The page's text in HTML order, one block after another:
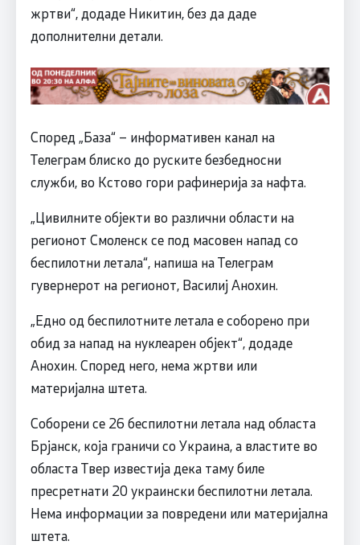
жртви“, додаде Никитин, без да даде
дополнителни детали.
Според „База“ – информативен канал на
Телеграм блискo до руските безбедносни
служби, во Кстово гори рафинерија за нафта.
„Цивилните објекти во различни области на
регионот Смоленск се под масовен напад со
беспилотни летала“, напиша на Телеграм
гувернерот на регионот, Василиј Анохин.
„Едно од беспилотните летала е соборено при
обид за напад на нуклеарен објект“, додаде
Анохин. Според него, нема жртви или
материјална штета.
Соборени се 26 беспилотни летала над областа
Брјанск, која граничи со Украина, а властите во
областа Твер известија дека таму биле
пресретнати 20 украински беспилотни летала.
Нема информации за повредени или материјална
штета.